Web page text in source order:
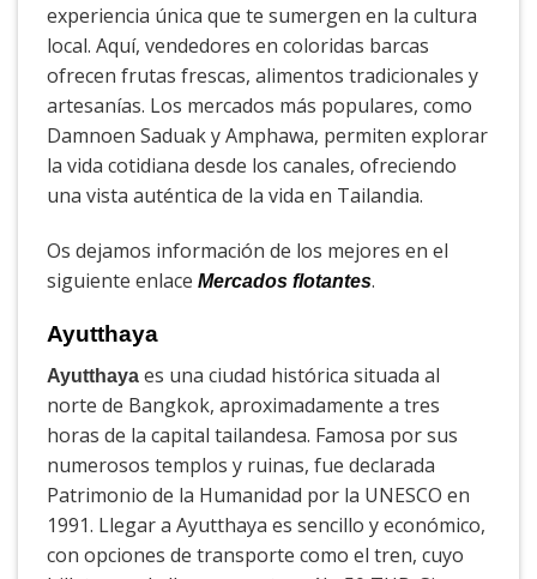
experiencia única que te sumergen en la cultura
local. Aquí, vendedores en coloridas barcas
ofrecen frutas frescas, alimentos tradicionales y
artesanías. Los mercados más populares, como
Damnoen Saduak y Amphawa, permiten explorar
la vida cotidiana desde los canales, ofreciendo
una vista auténtica de la vida en Tailandia.
Os dejamos información de los mejores en el
siguiente enlace Mercados flotantes.
Ayutthaya
Ayutthaya es una ciudad histórica situada al
norte de Bangkok, aproximadamente a tres
horas de la capital tailandesa. Famosa por sus
numerosos templos y ruinas, fue declarada
Patrimonio de la Humanidad por la UNESCO en
1991. Llegar a Ayutthaya es sencillo y económico,
con opciones de transporte como el tren, cuyo